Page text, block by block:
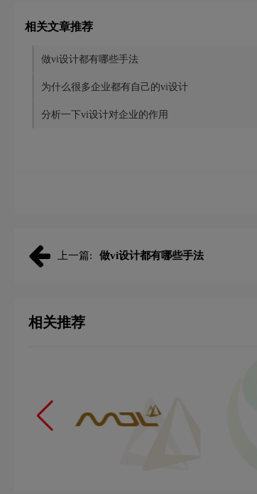
相关文章推荐
做vi设计都有哪些手法
为什么很多企业都有自己的vi设计
分析一下vi设计对企业的作用
上一篇: 做vi设计都有哪些手法
相关推荐